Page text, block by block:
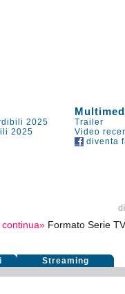
2025 Trailer
2025 Video
diventa
continua» Formato Serie
Streaming